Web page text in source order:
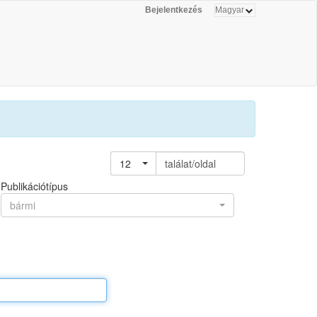
Bejelentkezés
12
találat/oldal
Publikációtípus
bármi